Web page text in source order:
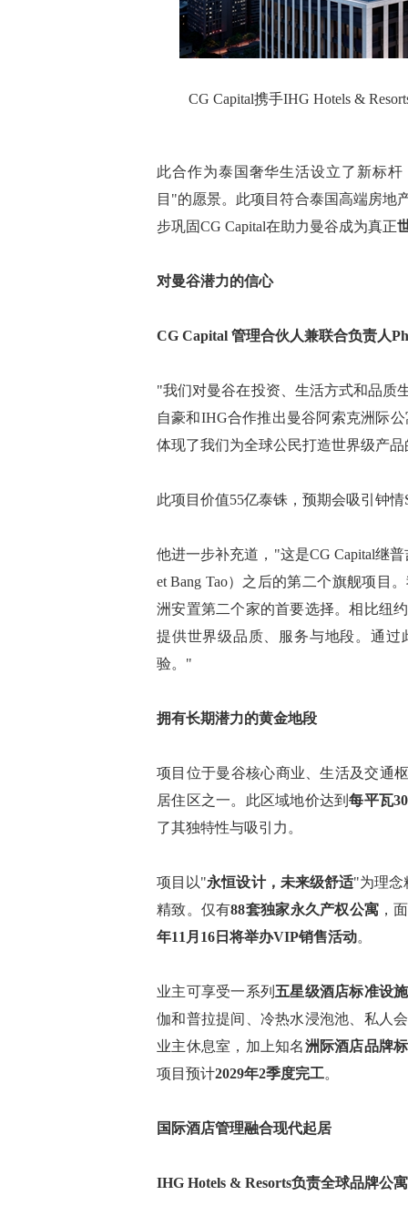
CG Capital携手IHG Hotels &
此合作为泰国奢华生活设立了新标
目"的愿景。此项目符合泰国高端房地
步巩固CG Capital在助力曼谷成为真正
对曼谷潜力的信心
CG Capital 管理合伙人兼联合负责人
"我们对曼谷在投资、生活方式和品质
自豪和IHG合作推出曼谷阿索克洲际
体现了我们为全球公民打造世界级产
此项目价值55亿泰铢，预期会吸引钟
他进一步补充道，"这是CG Capital继普
et Bang Tao）之后的第二个旗舰项目
洲安置第二个家的首要选择。相比纽
提供世界级品质、服务与地段。通
验。"
拥有长期潜力的黄金地段
项目位于曼谷核心商业、生活及交通
居住区之一。此区域地价达到每平瓦
了其独特性与吸引力。
项目以"永恒设计，未来级舒适"为理念
精致。仅有88套独家永久产权公寓 ，
年11月16日将举办VIP销售活动。
业主可享受一系列 五星级酒店标准设施
伽和普拉提间、冷热水浸泡池、私人
业主休息室，加上知名洲际酒店品牌
项目预计2029年2季度完工。
国际酒店管理融合现代起居
IHG Hotels & Resorts负责全球品牌公